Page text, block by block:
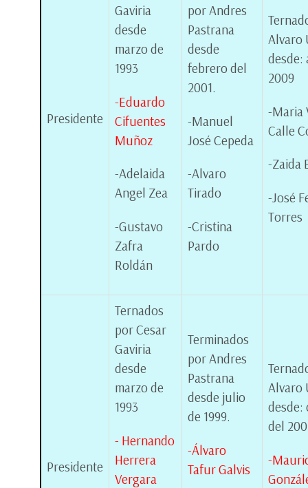
Presidente
Gaviria
desde
marzo de
1993
-Eduardo
Cifuentes
Muñoz
-Adelaida
Angel Zea
-Gustavo
Zafra
Roldán
por Andres
Pastrana
desde
febrero del
2001.
-Manuel
José Cepeda
-Alvaro
Tirado
-Cristina
Pardo
Alvaro
desde:
2009
-Maria
Calle
-Zaida
-José
Torres
Presidente
Ternados
por Cesar
Gaviria
desde
marzo de
1993
- Hernando
Herrera
Vergara
Terminados
por Andres
Pastrana
desde julio
de 1999.
-Álvaro
Tafur Galvis
Alvaro
desde:
del
-